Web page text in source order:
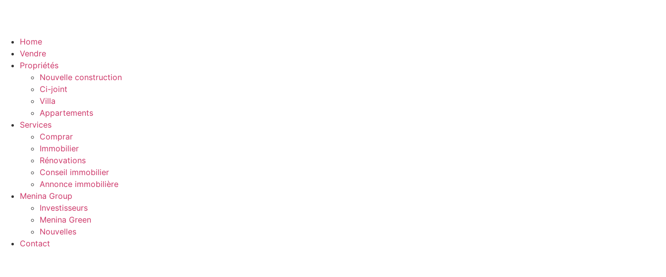
Home
Vendre
Propriétés
Nouvelle construction
Ci-joint
Villa
Appartements
Services
Comprar
Immobilier
Rénovations
Conseil immobilier
Annonce immobilière
Menina Group
Investisseurs
Menina Green
Nouvelles
Contact